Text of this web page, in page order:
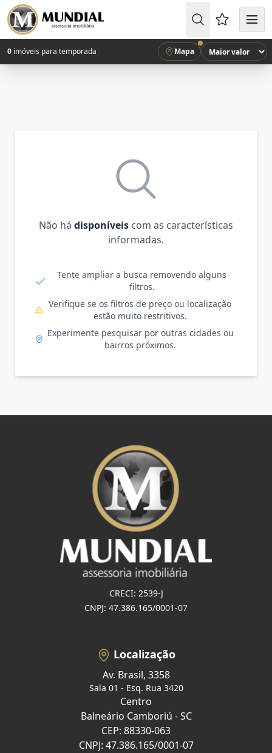
Favoritos
0 imóveis para temporada Mapa
Não há disponíveis com as características
informadas.
Tente ampliar a busca removendo alguns
filtros.
Verifique se os filtros de preço ou localização
estão muito restritivos.
Experimente pesquisar por outras cidades ou
bairros próximos.
CRECI: 2539-J
CNPJ: 47.386.165/0001-07
Localização
Av. Brasil, 3358
Sala 01 - Esq. Rua 3420
Centro
Balneário Camboriú - SC
CEP: 88330-063
CNPJ: 47.386.165/0001-07